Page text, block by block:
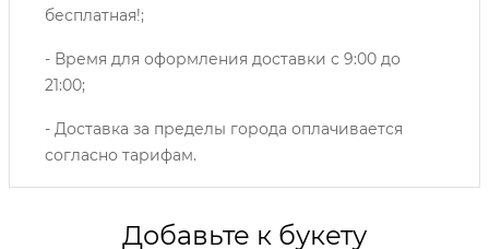
бесплатная!;
- Время для оформления доставки с 9:00 до
21:00;
- Доставка за пределы города оплачивается
согласно тарифам.
Добавьте к букету